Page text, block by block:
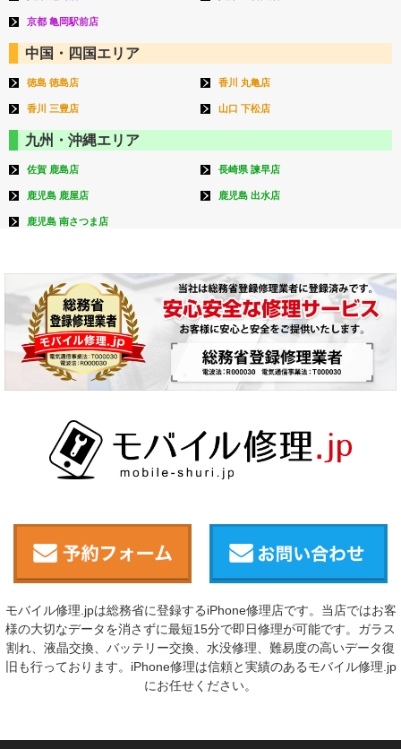
京都 亀岡駅前店
中国・四国エリア
徳島 徳島店 香川 丸亀店
香川 三豊店 山口 下松店
九州・沖縄エリア
佐賀 鹿島店 長崎県 諫早店
鹿児島 鹿屋店 鹿児島 出水店
鹿児島 南さつま店
モバイル修理.jpは総務省に登録するiPhone修理店です。当店ではお客
様の大切なデータを消さずに最短15分で即日修理が可能です。ガラス
割れ、液晶交換、バッテリー交換、水没修理、難易度の高いデータ復
旧も行っております。iPhone修理は信頼と実績のあるモバイル修理.jp
にお任せください。